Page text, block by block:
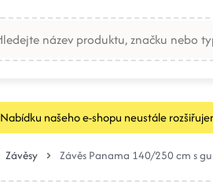
Nabídku našeho e-shopu neustále
Závěsy Závěs Panama 140/250 cm s